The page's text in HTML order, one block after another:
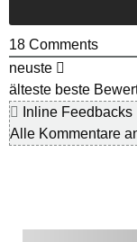
18 Comments
neuste
älteste beste
Inline Feedbacks
Alle Kommentare